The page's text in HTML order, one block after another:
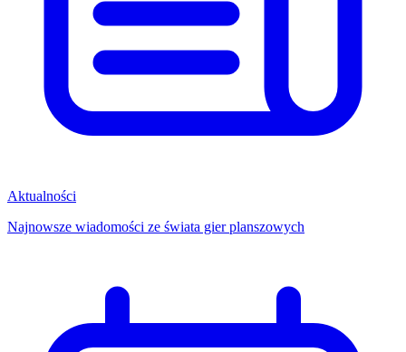
Aktualności
Najnowsze wiadomości ze świata gier planszowych